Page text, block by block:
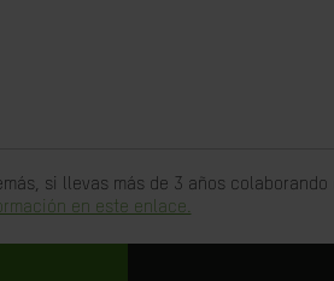
si llevas más de 3 años colaborando
en este enlace.